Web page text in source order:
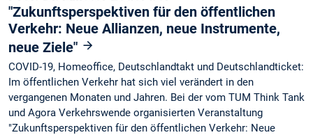
"Zukunftsperspektiven für den öffentlichen
Verkehr: Neue Allianzen, neue Instrumente,
neue Ziele"
COVID-19, Homeoffice, Deutschlandtakt und Deutschlandticket:
Im öffentlichen Verkehr hat sich viel verändert in den
vergangenen Monaten und Jahren. Bei der vom TUM Think Tank
und Agora Verkehrswende organisierten Veranstaltung
"Zukunftsperspektiven für den öffentlichen Verkehr: Neue